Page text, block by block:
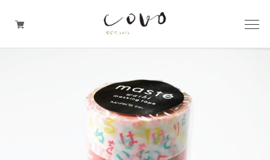
机周りの道具
TRAVELER'S notebook